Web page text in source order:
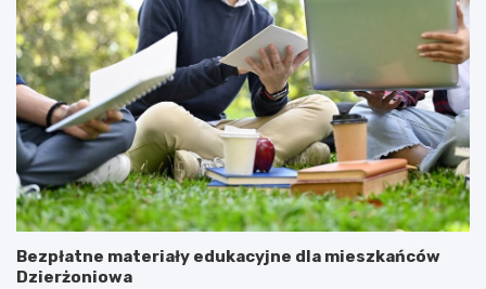
Bezpłatne materiały edukacyjne dla mieszkańców
Dzierżoniowa